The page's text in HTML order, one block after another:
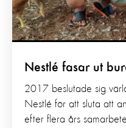
Nestlé fasar ut
2017 beslutade sig
Nestlé för att sluta att
efter flera års